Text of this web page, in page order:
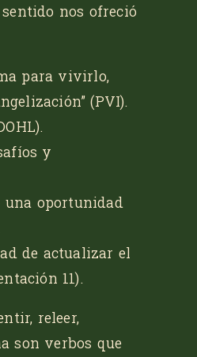
nos ofreció
para vivirlo,
(PVI).
y
una oportunidad
de actualizar el
11).
releer,
son verbos que